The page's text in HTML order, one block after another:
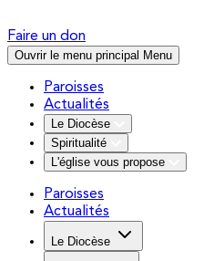
Faire un don
Ouvrir le menu principal Menu
Paroisses
Actualités
Le Diocèse
Spiritualité
L'église vous propose
Paroisses
Actualités
Le Diocèse